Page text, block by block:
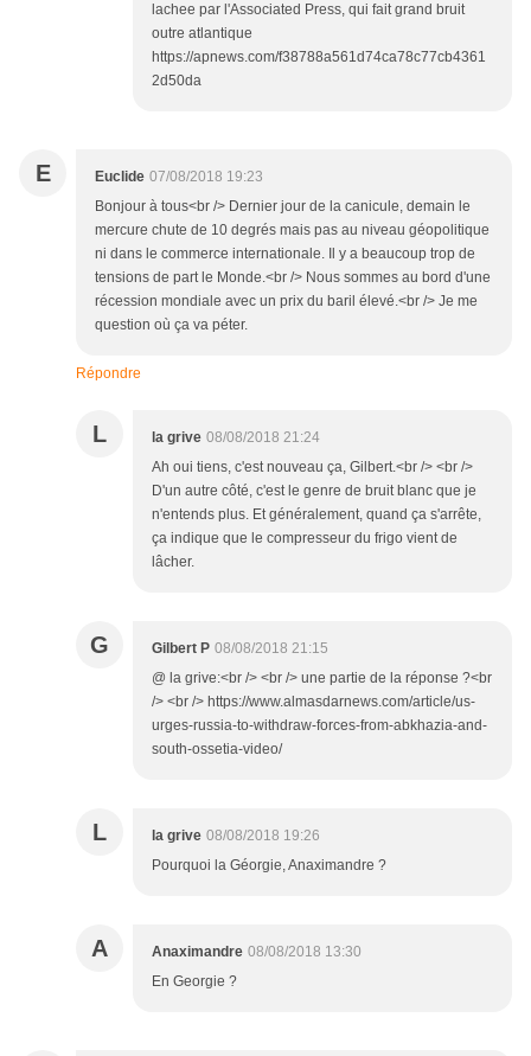
lachee par l'Associated Press, qui fait grand bruit
outre atlantique
https://apnews.com/f38788a561d74ca78c77cb4361
2d50da
E Euclide 07/08/2018 19:23
Bonjour à tous<br /> Dernier jour de la canicule, demain le
mercure chute de 10 degrés mais pas au niveau géopolitique
ni dans le commerce internationale. Il y a beaucoup trop de
tensions de part le Monde.<br /> Nous sommes au bord d'une
récession mondiale avec un prix du baril élevé.<br /> Je me
question où ça va péter.
Répondre
L la grive 08/08/2018 21:24
Ah oui tiens, c'est nouveau ça, Gilbert.<br /> <br />
D'un autre côté, c'est le genre de bruit blanc que je
n'entends plus. Et généralement, quand ça s'arrête,
ça indique que le compresseur du frigo vient de
lâcher.
G Gilbert P 08/08/2018 21:15
@ la grive:<br /> <br /> une partie de la réponse ?<br
/> <br /> https://www.almasdarnews.com/article/us-
urges-russia-to-withdraw-forces-from-abkhazia-and-
south-ossetia-video/
L la grive 08/08/2018 19:26
Pourquoi la Géorgie, Anaximandre ?
A Anaximandre 08/08/2018 13:30
En Georgie ?